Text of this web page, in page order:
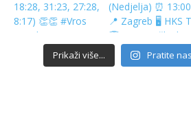
Prikaži više... Pratite